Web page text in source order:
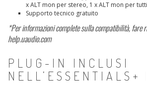
x ALT mon per stereo, 1 x ALT mon per
Supporto tecnico gratuito
*Per informazioni complete sulla compatibilità, fare
help.uaudio.com
PLUG-IN INCLUSI
NELL’ESSENTIALS+